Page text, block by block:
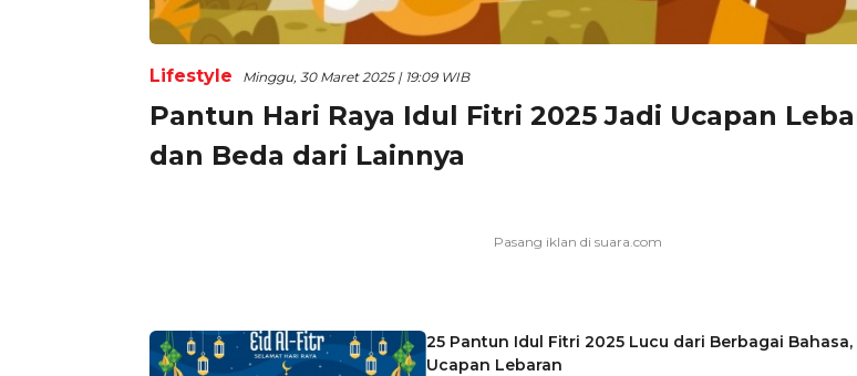
Lifestyle Minggu, 30 Maret 2025 | 19:09 WIB
Pantun Hari Raya Idul Fitri 2025 Jadi Ucapan
dan Beda dari Lainnya
25 Pantun Idul Fitri 2025 Lucu dari Berbagai
Ucapan Lebaran